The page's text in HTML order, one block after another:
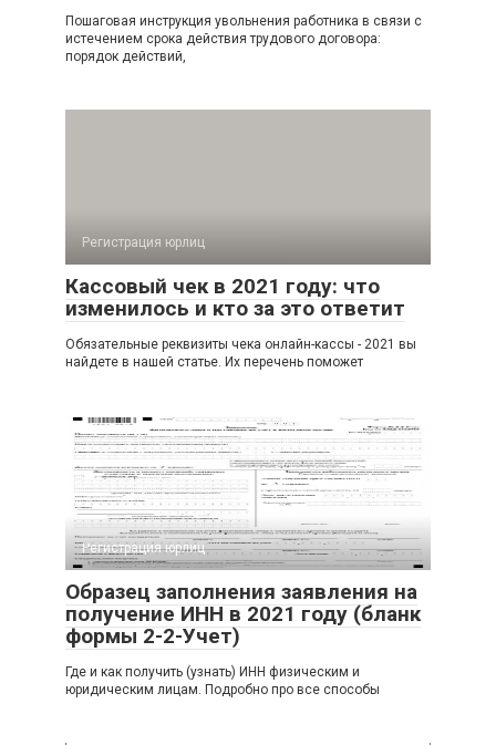
Пошаговая инструкция увольнения работника в связи с
истечением срока действия трудового договора:
порядок действий,
Регистрация юрлиц
Кассовый чек в 2021 году: что
изменилось и кто за это ответит
Обязательные реквизиты чека онлайн-кассы - 2021 вы
найдете в нашей статье. Их перечень поможет
Регистрация юрлиц
Образец заполнения заявления на
получение ИНН в 2021 году (бланк
формы 2-2-Учет)
Где и как получить (узнать) ИНН физическим и
юридическим лицам. Подробно про все способы